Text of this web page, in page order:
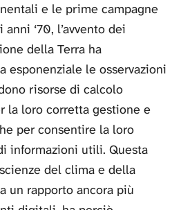
e le prime campagne
‘70, l’avvento dei
della Terra ha
esponenziale le osservazioni
risorse di calcolo
la loro corretta gestione e
per consentire la loro
informazioni utili. Questa
del clima e della
un rapporto ancora più